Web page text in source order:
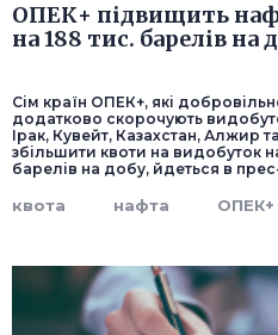
ОПЕК+ підвищить
на 188 тис. барелів на
Сім країн ОПЕК+, які
додатково скорочують
Ірак, Кувейт, Казахстан, Алжир
збільшити квоти на видобуток
барелів на добу, йдеться в
квота нафта ОПЕК+